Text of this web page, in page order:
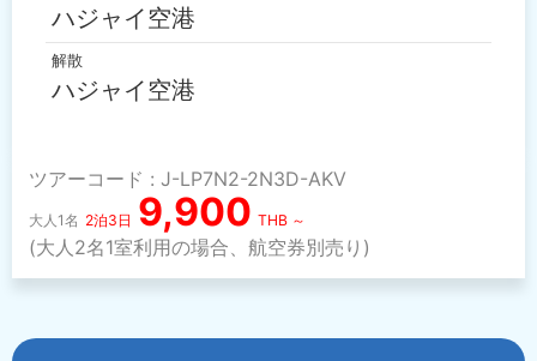
ハジャイ空港
解散
ハジャイ空港
ツアーコード : J-LP7N2-2N3D-AKV
大人1名 2泊3日 9,900 THB ～
(大人2名1室利用の場合、航空券別売り)